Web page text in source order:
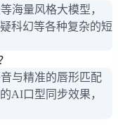
海量风格大模型，
科幻等各种复杂的短
与精准的唇形匹配
AI口型同步效果，